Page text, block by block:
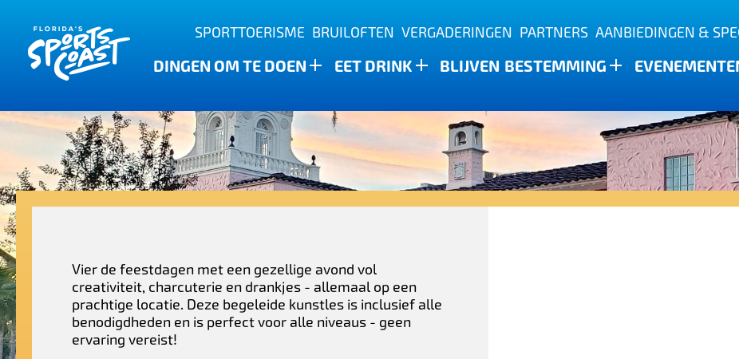
SPORTTOERISME BRUILOFTEN VERGADERINGEN PARTNERS AANBIEDINGEN &
DINGEN OM TE DOEN
Schulpen
Vissen en charters
Winkelen
Golfbanen en resorts
EET DRINK
Bars
Restaurants
Recepten
BLIJVEN BESTEMMING
Staatspark Anclote Key
Nieuwe Port Richey
Wesley-kapel
Dade City
Zephyrhills
Vind de overvloed van het water
Sport Hoogtepunten
Familie schattenjacht
Vier de feestdagen met een gezellige avond vol
creativiteit, charcuterie en drankjes - allemaal op een
prachtige locatie. Deze begeleide kunstles is inclusief alle
benodigdheden en is perfect voor alle niveaus - geen
ervaring vereist!